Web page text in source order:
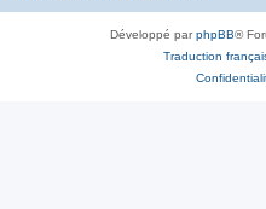
Développé parphpBB®
Traduction